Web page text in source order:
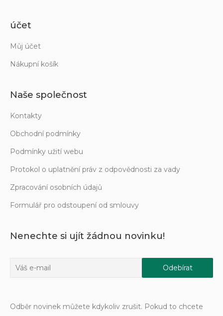
účet
Můj účet
Nákupní košík
Naše společnost
Kontakty
Obchodní podmínky
Podmínky užití webu
Protokol o uplatnění práv z odpovědnosti za vady
Zpracování osobních údajů
Formulář pro odstoupení od smlouvy
Nenechte si ujít žádnou novinku!
Odběr novinek můžete kdykoliv zrušit. Pokud to chcete